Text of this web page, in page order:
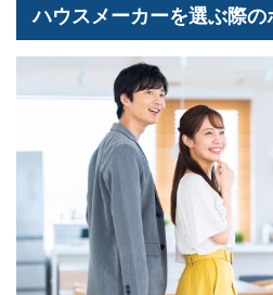
ハウスメーカーを選ぶ際の